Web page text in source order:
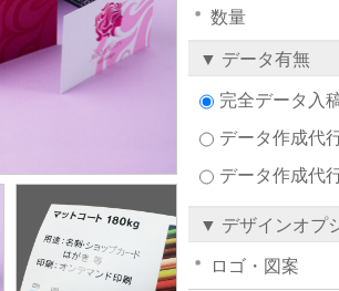
数量
▼ データ有無
完全データ入
データ作成代
データ作成代
▼ デザインオプ
ロゴ・図案